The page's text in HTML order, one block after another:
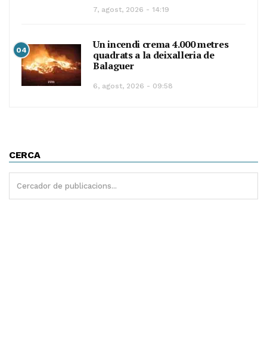
7, agost, 2026 - 14:19
04
Un incendi crema 4.000 metres
quadrats a la deixalleria de
Balaguer
6, agost, 2026 - 09:58
CERCA